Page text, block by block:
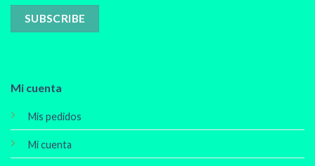
Mi cuenta
Mis pedidos
Mi cuenta